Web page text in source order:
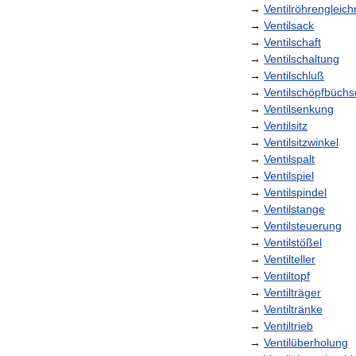
→
→ Ventilsack
→ Ventilschaft
→ Ventilschaltung
→ Ventilschluß
→
→ Ventilsenkung
→ Ventilsitz
→ Ventilsitzwinkel
→ Ventilspalt
→ Ventilspiel
→ Ventilspindel
→ Ventilstange
→ Ventilsteuerung
→ Ventilstößel
→ Ventilteller
→ Ventiltopf
→ Ventilträger
→ Ventiltränke
→ Ventiltrieb
→ Ventilüberholung